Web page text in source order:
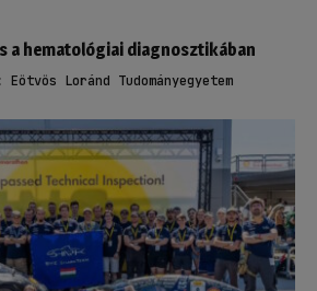
a hematológiai diagnosztikában
Eötvös Loránd Tudományegyetem